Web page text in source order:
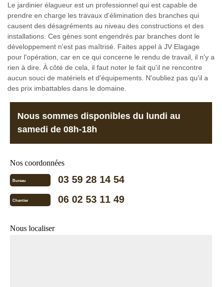
Le jardinier élagueur est un professionnel qui est capable de
prendre en charge les travaux d'élimination des branches qui
causent des désagréments au niveau des constructions et des
installations. Ces gènes sont engendrés par branches dont le
développement n'est pas maîtrisé. Faites appel à JV Elagage
pour l'opération, car en ce qui concerne le rendu de travail, il n'y a
rien à dire. À côté de cela, il faut noter le fait qu'il ne rencontre
aucun souci de matériels et d'équipements. N'oubliez pas qu'il a
des prix imbattables dans le domaine.
Nous sommes disponibles du lundi au
samedi de 08h-18h
Nos coordonnées
Bureau 03 59 28 14 54
Chantier 06 02 53 11 49
Nous localiser